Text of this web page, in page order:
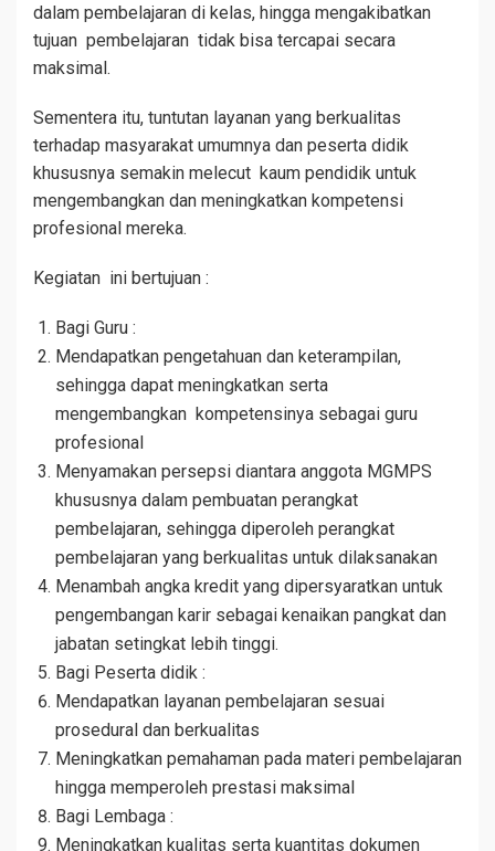
dalam pembelajaran di kelas, hingga mengakibatkan
tujuan pembelajaran tidak bisa tercapai secara
maksimal.
Sementera itu, tuntutan layanan yang berkualitas
terhadap masyarakat umumnya dan peserta didik
khususnya semakin melecut kaum pendidik untuk
mengembangkan dan meningkatkan kompetensi
profesional mereka.
Kegiatan ini bertujuan :
Bagi Guru :
Mendapatkan pengetahuan dan keterampilan,
sehingga dapat meningkatkan serta
mengembangkan kompetensinya sebagai guru
profesional
Menyamakan persepsi diantara anggota MGMPS
khususnya dalam pembuatan perangkat
pembelajaran, sehingga diperoleh perangkat
pembelajaran yang berkualitas untuk dilaksanakan
Menambah angka kredit yang dipersyaratkan untuk
pengembangan karir sebagai kenaikan pangkat dan
jabatan setingkat lebih tinggi.
Bagi Peserta didik :
Mendapatkan layanan pembelajaran sesuai
prosedural dan berkualitas
Meningkatkan pemahaman pada materi pembelajaran
hingga memperoleh prestasi maksimal
Bagi Lembaga :
Meningkatkan kualitas serta kuantitas dokumen